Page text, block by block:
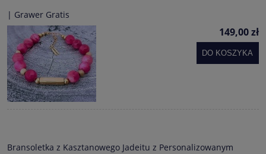
| Grawer Gratis
149,00 zł
DO KOSZYKA
Bransoletka z Kasztanowego Jadeitu z Personalizowanym